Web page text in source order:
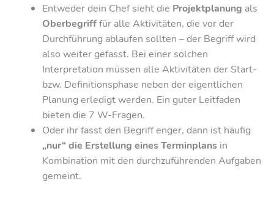
Entweder dein Chef sieht die Projektplanung als
Oberbegrifffür alle Aktivitäten, die vor der
Durchführung ablaufen sollten – der Begriff wird
also weiter gefasst. Bei einer solchen
Interpretation müssen alle Aktivitäten der Start-
bzw. Definitionsphase neben der eigentlichen
Planung erledigt werden. Ein guter Leitfaden
bieten die 7 W-Fragen.
Oder ihr fasst den Begriff enger, dann ist häufig
„nur“ die Erstellung eines Terminplans in
Kombination mit den durchzuführenden Aufgaben
gemeint.